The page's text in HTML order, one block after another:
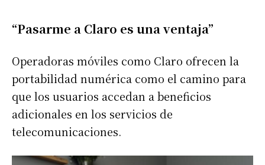
“Pasarme a Claro es una ventaja”
Operadoras móviles como Claro ofrecen la
portabilidad numérica como el camino para
que los usuarios accedan a beneficios
adicionales en los servicios de
telecomunicaciones.